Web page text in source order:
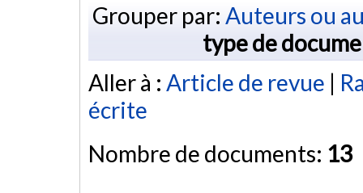
Grouper par: Auteurs ou
type de
Aller à : Article de revue |
écrite
Nombre de documents: 13